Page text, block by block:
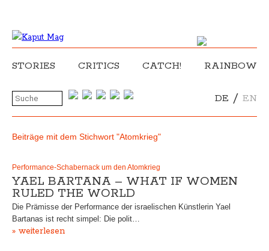
STORIES CRITICS CATCH! RAINBOW
DE / EN
Beiträge mit dem Stichwort "Atomkrieg"
Performance-Schabernack um den Atomkrieg
YAEL BARTANA – WHAT IF WOMEN
RULED THE WORLD
Die Prämisse der Performance der israelischen Künstlerin Yael
Bartanas ist recht simpel: Die polit…
» weiterlesen